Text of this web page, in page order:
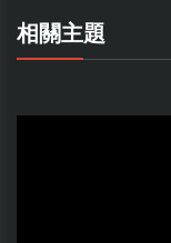
相關主題